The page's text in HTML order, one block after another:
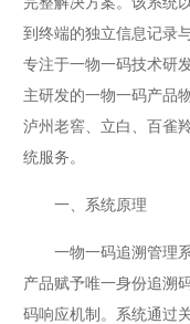
到终端的独立信息记录
专注于一物一码技术研
主研发的一物一码产品
泸州老窖、立白、百雀
统服务。
一、系统原理
一物一码追溯管理
产品赋予唯一身份追溯
码响应机制。系统通过